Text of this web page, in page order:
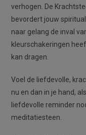
verhogen. De
bevordert jouw
naar gelang de inval
kleurschakeringen
kan dragen.
Voel de liefdevolle,
nu en dan in je hand,
liefdevolle reminder
meditatiesteen.